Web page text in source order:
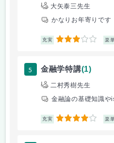
大矢泰三先生
かなりお年寄りです
充実 3 楽単
5 金融学特講(1)
二村秀樹先生
金融論の基礎知識や
充実 4 楽単